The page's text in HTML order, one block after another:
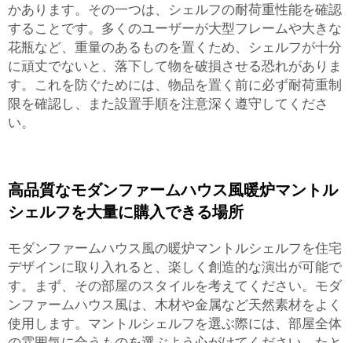
かあります。その一つは、シェルフの耐荷重性能を確認
することです。多くのユーザーが大型フレームや大きな
花瓶など、重量のあるものを置くため、シェルフが十分
に頑丈でないと、落下して物を破損させる恐れがありま
す。これを防ぐためには、物品を置く前に必ず耐荷重制
限を確認し、また設置手順を注意深く遵守してくださ
い。
高品質なモダンファームハウス風暖炉マントル
シェルフを大量に購入できる場所
モダンファームハウス風の暖炉マントルシェルフを住宅
デザインに取り入れると、楽しく創造的な演出が可能で
す。まず、その部屋のスタイルを考えてください。モダ
ンファームハウス風は、木材や金属など天然素材をよく
使用します。マントルシェルフを選ぶ際には、部屋全体